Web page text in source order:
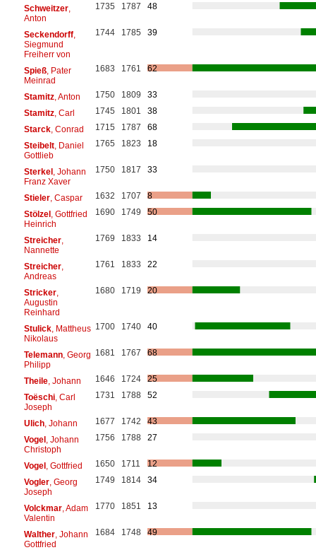
Schweitzer,
Anton
1735 1787 48
Seckendorff,
Siegmund
Freiherr von
1744 1785 39
Spieß, Pater
Meinrad
1683 1761 62
Stamitz, Anton 1750 1809
33
Stamitz, Carl 1745 1801
38
Starck, Conrad 1715 1787
68
Steibelt, Daniel
Gottlieb
1765 1823 18
Sterkel, Johann
Franz Xaver
1750 1817 33
Stieler, Caspar 1632 1707
8
Stölzel, Gottfried
Heinrich
1690 1749 50
Streicher,
Nannette
1769 1833 14
Streicher,
Andreas
1761 1833 22
Stricker,
Augustin
Reinhard
1680 1719 20
Stulick, Mattheus
Nikolaus
1700 1740 40
Telemann, Georg
Philipp
1681 1767 68
Theile, Johann 1646 1724
25
Toëschi, Carl
Joseph
1731 1788 52
Ulich, Johann 1677 1742
43
Vogel, Johann
Christoph
1756 1788 27
Vogel, Gottfried 1650 1711
12
Vogler, Georg
Joseph
1749 1814 34
Volckmar, Adam
Valentin
1770 1851 13
Walther, Johann
Gottfried
1684 1748 49